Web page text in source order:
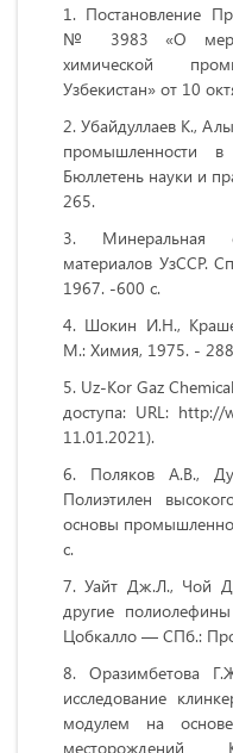
Постановление
№ 3983 «О мерах
химической
Узбекистан» от 10
Убайдуллаев К.,
промышленности в
Бюллетень науки и
265.
Минеральная
материалов УзССР.
1967. -600 с.
Шокин И.Н.,
М.: Химия, 1975. -
Uz-Kor Gaz
доступа: URL: http://
11.01.2021).
Поляков А.В.,
Полиэтилен
основы
с.
Уайт Дж.Л., Чой
другие
Цобкалло — СПб.:
Оразимбетова
исследование
модулем на
месторождений